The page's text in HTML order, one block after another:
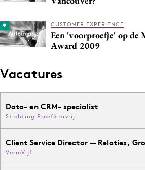
CUSTOMER EXPERIENCE
Een 'voorproefje' op de
Award 2009
Vacatures
Data- en CRM- specialist
Stichting Proefdiervrij
Client Service Director — Relaties,
VormVijf